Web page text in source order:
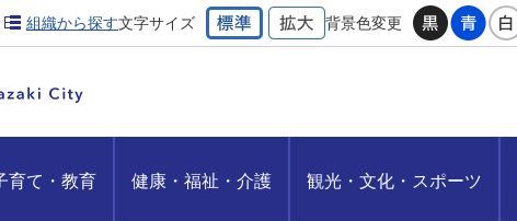
組織から探す文字サイズ 背景色変更
育て・教育 健康・福祉・介護 観光・文化・スポーツ